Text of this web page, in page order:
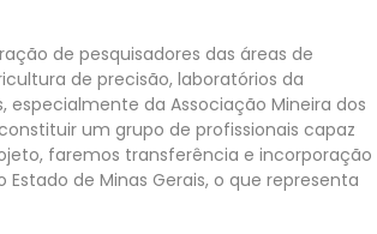
de pesquisadores das áreas de
de precisão, laboratórios da
especialmente da Associação Mineira dos
um grupo de profissionais capaz
faremos transferência e incorporação
de Minas Gerais, o que representa